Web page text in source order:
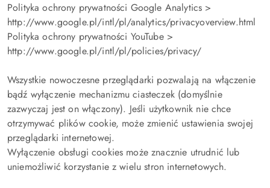
Polityka ochrony prywatności Google Analytics >
http://www.google.pl/intl/pl/analytics/privacyoverview.html
Polityka ochrony prywatności YouTube >
http://www.google.pl/intl/pl/policies/privacy/
Wszystkie nowoczesne przeglądarki pozwalają na włączenie
bądź wyłączenie mechanizmu ciasteczek (domyślnie
zazwyczaj jest on włączony). Jeśli użytkownik nie chce
otrzymywać plików cookie, może zmienić ustawienia swojej
przeglądarki internetowej.
Wyłączenie obsługi cookies może znacznie utrudnić lub
uniemożliwić korzystanie z wielu stron internetowych.